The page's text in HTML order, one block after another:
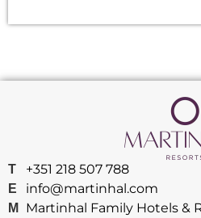
T
E
M
+351 218 507 788
info@martinhal.com
Martinhal Family Hotels &